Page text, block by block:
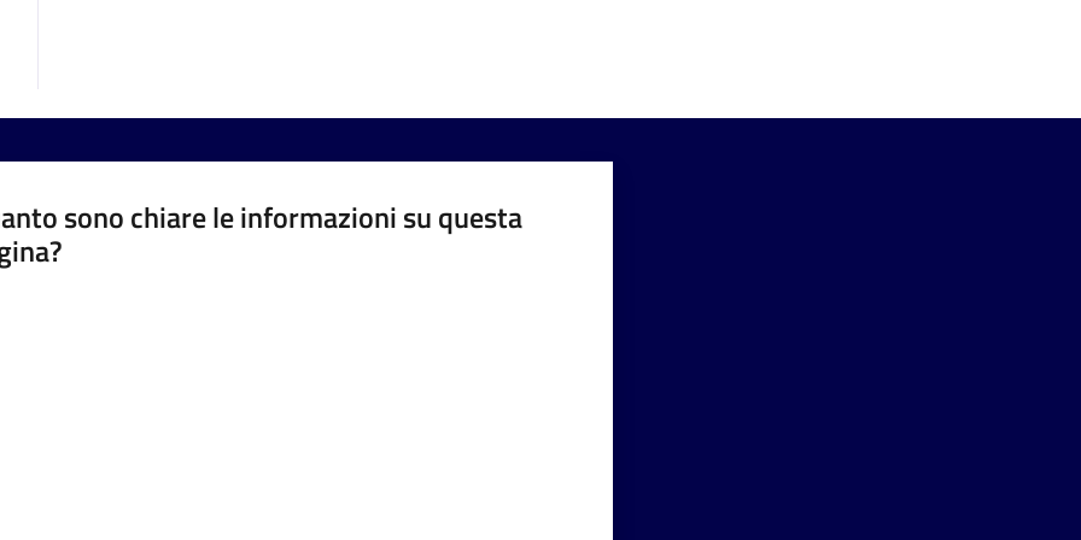
sono chiare le informazioni su questa